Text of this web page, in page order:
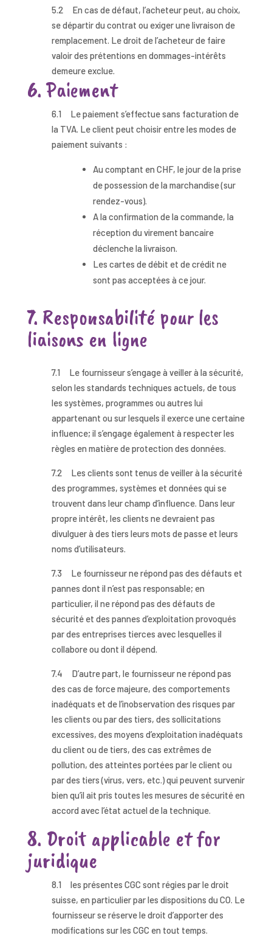
5.2 En cas de défaut, l’acheteur peut, au choix,
se départir du contrat ou exiger une livraison de
remplacement. Le droit de l’acheteur de faire
valoir des prétentions en dommages-intérêts
demeure exclue.
6. Paiement
6.1 Le paiement s’effectue sans facturation de
la TVA. Le client peut choisir entre les modes de
paiement suivants :
Au comptant en CHF, le jour de la prise
de possession de la marchandise (sur
rendez-vous).
A la confirmation de la commande, la
réception du virement bancaire
déclenche la livraison.
Les cartes de débit et de crédit ne
sont pas acceptées à ce jour.
7. Responsabilité pour les
liaisons en ligne
7.1 Le fournisseur s’engage à veiller à la sécurité,
selon les standards techniques actuels, de tous
les systèmes, programmes ou autres lui
appartenant ou sur lesquels il exerce une certaine
influence; il s’engage également à respecter les
règles en matière de protection des données.
7.2 Les clients sont tenus de veiller à la sécurité
des programmes, systèmes et données qui se
trouvent dans leur champ d’influence. Dans leur
propre intérêt, les clients ne devraient pas
divulguer à des tiers leurs mots de passe et leurs
noms d’utilisateurs.
7.3 Le fournisseur ne répond pas des défauts et
pannes dont il n’est pas responsable; en
particulier, il ne répond pas des défauts de
sécurité et des pannes d’exploitation provoqués
par des entreprises tierces avec lesquelles il
collabore ou dont il dépend.
7.4 D’autre part, le fournisseur ne répond pas
des cas de force majeure, des comportements
inadéquats et de l’inobservation des risques par
les clients ou par des tiers, des sollicitations
excessives, des moyens d’exploitation inadéquats
du client ou de tiers, des cas extrêmes de
pollution, des atteintes portées par le client ou
par des tiers (virus, vers, etc.) qui peuvent survenir
bien qu’il ait pris toutes les mesures de sécurité en
accord avec l’état actuel de la technique.
8. Droit applicable et for
juridique
8.1 les présentes CGC sont régies par le droit
suisse, en particulier par les dispositions du CO. Le
fournisseur se réserve le droit d’apporter des
modifications sur les CGC en tout temps.